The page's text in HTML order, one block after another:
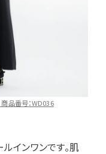
品番号：WD036
インワンです。肌